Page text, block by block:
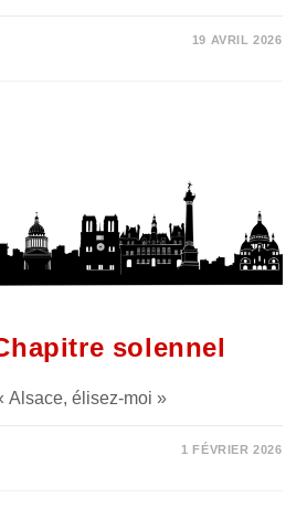
19 AVRIL 2026
solennel
Alsace, élisez-moi »
1 FÉVRIER 2026